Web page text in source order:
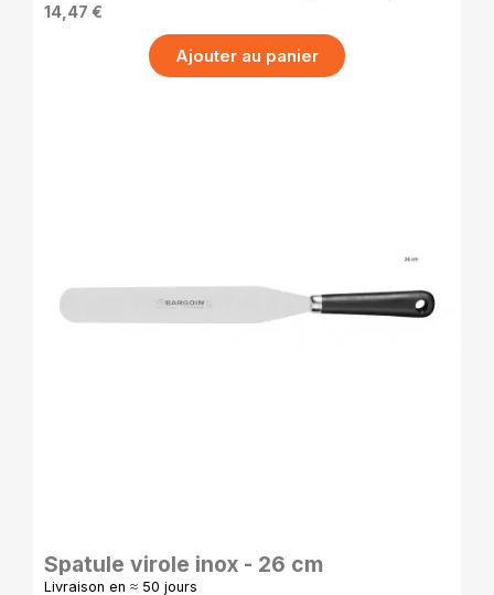
14,47 €
Ajouter au panier
Spatule virole inox - 26 cm
Livraison en ≈ 50 jours